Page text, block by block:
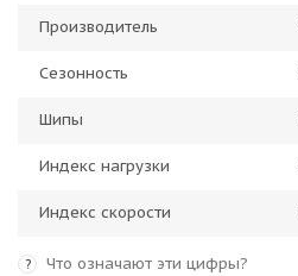
Производитель
Сезонность
Шипы
Индекс нагрузки
Индекс скорости
? Что означают эти цифры?